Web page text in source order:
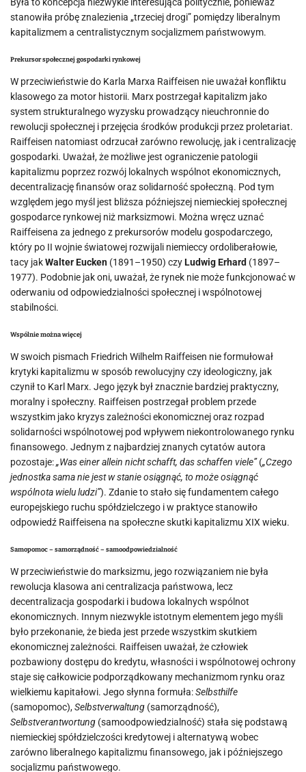
stanowiła próbę znalezienia „trzeciej drogi” pomiędzy liberalnym
kapitalizmem a centralistycznym socjalizmem państwowym.
Prekursor społecznej gospodarki rynkowej
W przeciwieństwie do Karla Marxa Raiffeisen nie uważał konfliktu
klasowego za motor historii. Marx postrzegał kapitalizm jako
system strukturalnego wyzysku prowadzący nieuchronnie do
rewolucji społecznej i przejęcia środków produkcji przez proletariat.
Raiffeisen natomiast odrzucał zarówno rewolucję, jak i centralizację
gospodarki. Uważał, że możliwe jest ograniczenie patologii
kapitalizmu poprzez rozwój lokalnych wspólnot ekonomicznych,
decentralizację finansów oraz solidarność społeczną. Pod tym
względem jego myśl jest bliższa późniejszej niemieckiej społecznej
gospodarce rynkowej niż marksizmowi. Można wręcz uznać
Raiffeisena za jednego z prekursorów modelu gospodarczego,
który po II wojnie światowej rozwijali niemieccy ordoliberałowie,
tacy jakWalter Eucken (1891–1950) czyLudwig Erhard (1897–
1977). Podobnie jak oni, uważał, że rynek nie może funkcjonować w
oderwaniu od odpowiedzialności społecznej i wspólnotowej
stabilności.
Wspólnie można więcej
W swoich pismach Friedrich Wilhelm Raiffeisen nie formułował
krytyki kapitalizmu w sposób rewolucyjny czy ideologiczny, jak
czynił to Karl Marx. Jego język był znacznie bardziej praktyczny,
moralny i społeczny. Raiffeisen postrzegał problem przede
wszystkim jako kryzys zależności ekonomicznej oraz rozpad
solidarności wspólnotowej pod wpływem niekontrolowanego rynku
finansowego. Jednym z najbardziej znanych cytatów autora
pozostaje:„Was einer allein nicht schafft, das schaffen viele”(„Czego
jednostka sama nie jest w stanie osiągnąć, to może osiągnąć
wspólnota wielu ludzi”). Zdanie to stało się fundamentem całego
europejskiego ruchu spółdzielczego i w praktyce stanowiło
odpowiedź Raiffeisena na społeczne skutki kapitalizmu XIX wieku.
Samopomoc – samorządność – samoodpowiedzialność
W przeciwieństwie do marksizmu, jego rozwiązaniem nie była
rewolucja klasowa ani centralizacja państwowa, lecz
decentralizacja gospodarki i budowa lokalnych wspólnot
ekonomicznych. Innym niezwykle istotnym elementem jego myśli
było przekonanie, że bieda jest przede wszystkim skutkiem
ekonomicznej zależności. Raiffeisen uważał, że człowiek
pozbawiony dostępu do kredytu, własności i wspólnotowej ochrony
staje się całkowicie podporządkowany mechanizmom rynku oraz
wielkiemu kapitałowi. Jego słynna formuła:Selbsthilfe
(samopomoc),Selbstverwaltung (samorządność),
Selbstverantwortung (samoodpowiedzialność) stała się podstawą
niemieckiej spółdzielczości kredytowej i alternatywą wobec
zarówno liberalnego kapitalizmu finansowego, jak i późniejszego
socjalizmu państwowego.